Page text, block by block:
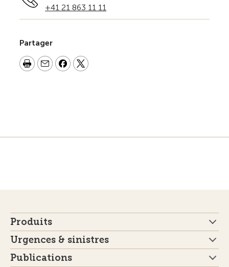
+41 21 863 11 11
Partager
Produits
Urgences & sinistres
Publications